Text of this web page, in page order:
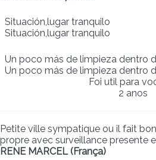
Situación,lugar tranquilo
Situación,lugar tranquilo
Un poco más de limpieza dentro
Un poco más de limpieza dentro
Foi util para
2 anos
Petite ville sympatique ou il fait
propre avec surveillance presente
RENE MARCEL (França)